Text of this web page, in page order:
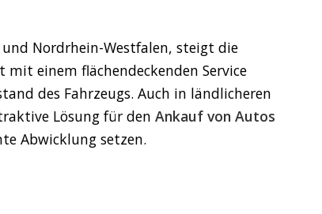
Nordrhein-Westfalen, steigt die
einem flächendeckenden Service
des Fahrzeugs. Auch in ländlicheren
Lösung für den Ankauf von Autos
Abwicklung setzen.